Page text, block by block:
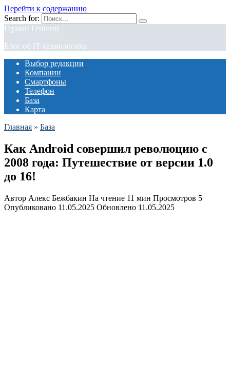
Перейти к содержанию
Search for:
Герман Геншин
Блог об IT-технологиях
Выбор редакции
Компании
Смартфоны
Телефон
База
Карта
Главная » База
Как Android совершил революцию с
2008 года: Путешествие от версии 1.0
до 16!
Автор Алекс Бежбакин На чтение 11 мин Просмотров 5
Опубликовано 11.05.2025 Обновлено 11.05.2025